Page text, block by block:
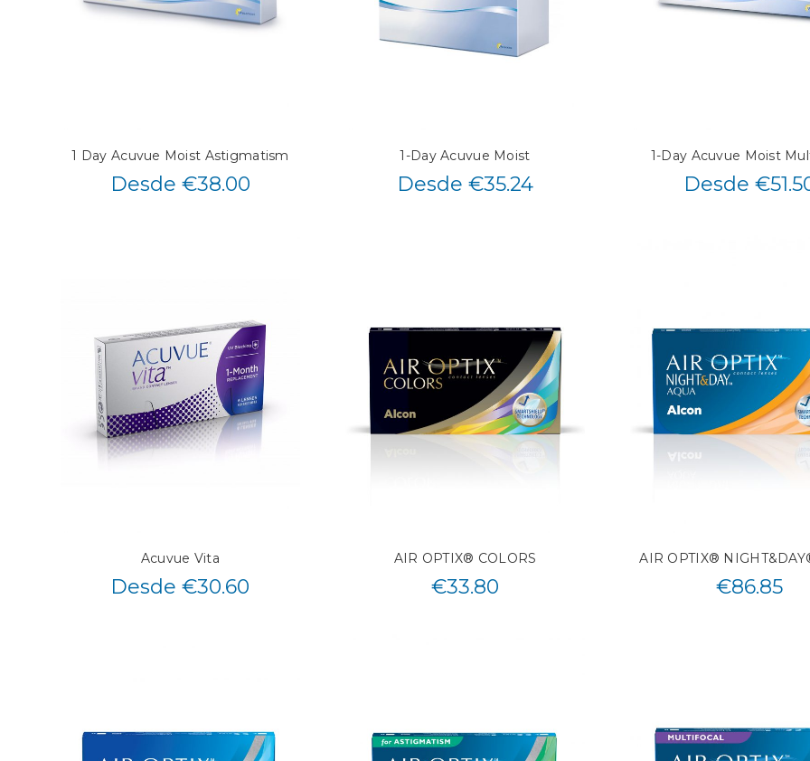
1 Day Acuvue Moist Astigmatism
Desde €38.00
1-Day Acuvue Moist
Desde €35.24
1-Day Acuvue Moist
Desde
Acuvue Vita
Desde €30.60
AIR OPTIX® COLORS
€33.80
AIR OPTIX®
€86.85